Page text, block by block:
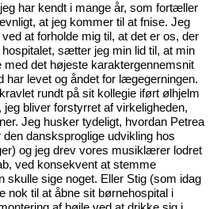
har kendt i mange år, som fortæller
at jeg kommer til at fnise. Jeg
at forholde mig til, at det er os, der
sætter jeg min lid til, at min
det højeste karaktergennemsnit
har levet og åndet for lægegerningen.
rundt på sit kollegie iført ølhjelm
bliver forstyrret af virkeligheden,
Jeg husker tydeligt, hvordan Petrea
dansksproglige udvikling hos
og jeg drev vores musiklærer lodret
ved konsekvent at stemme
skulle sige noget. Eller Stig (som idag
nok til at åbne sit børnehospital i